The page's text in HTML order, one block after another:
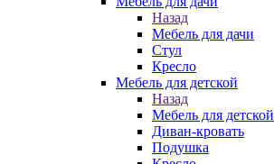
Назад
Мебель для дачи
Стул
Кресло
Мебель для детской
Назад
Мебель для детской
Диван-кровать
Подушка